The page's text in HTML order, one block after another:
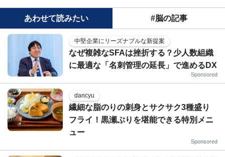
あわせて読みたい #脳の記事
中堅企業にリーズナブルな新提案
なぜ複雑なSFAは挫折する？少人数組織
に最適な「名刺管理の延長」で進めるDX
Sponsored
dancyu
繊細な脂のりの刺身とサクサク3種盛り
フライ！黒瀬ぶりを堪能できる特別メニ
ュー
Sponsored